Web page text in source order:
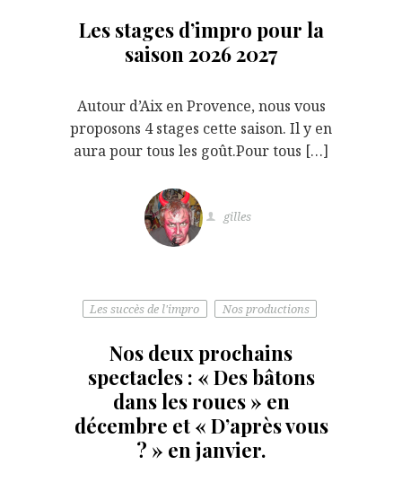
Les stages d’impro pour la
saison 2026 2027
Autour d’Aix en Provence, nous vous
proposons 4 stages cette saison. Il y en
aura pour tous les goût.Pour tous […]
gilles
Les succès de l'impro Nos productions
Nos deux prochains
spectacles : « Des bâtons
dans les roues » en
décembre et « D’après vous
? » en janvier.